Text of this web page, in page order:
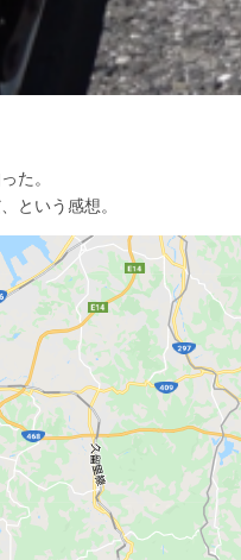
た。
という感想。